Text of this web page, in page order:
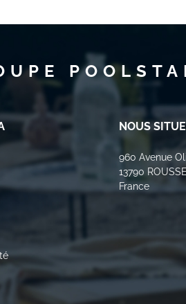
NOUS
960 Avenue
13790
France